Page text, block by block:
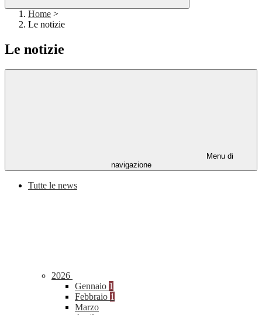
Home >
Le notizie
Le notizie
Menu di
navigazione
Tutte le news
2026
Gennaio 1
Febbraio 1
Marzo